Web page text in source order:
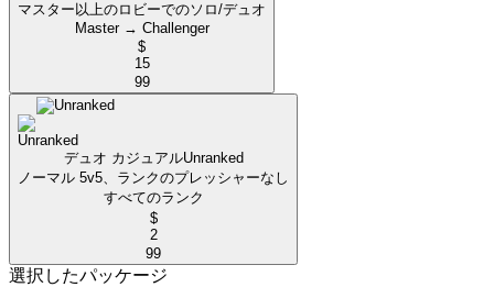
マスター以上のロビーでのソロ/デュオ
Master → Challenger
$
15
99
デュオ カジュアルUnranked
ノーマル 5v5、ランクのプレッシャーなし
すべてのランク
$
2
99
選択したパッケージ